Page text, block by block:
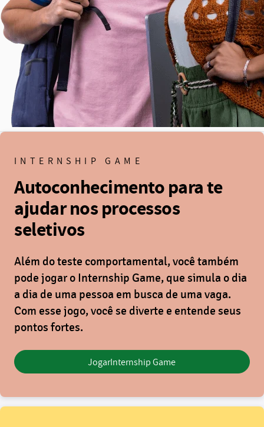
INTERNSHIP GAME
Autoconhecimento para te
ajudar nos processos
seletivos
Além do teste comportamental, você também
pode jogar o Internship Game, que simula o dia
a dia de uma pessoa em busca de uma vaga.
Com esse jogo, você se diverte e entende seus
pontos fortes.
JogarInternship Game